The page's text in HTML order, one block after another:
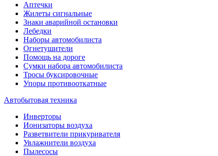
Аптечки
Жилеты сигнальные
Знаки аварийной остановки
Лебедки
Наборы автомобилиста
Огнетушители
Помощь на дороге
Сумки набора автомобилиста
Тросы буксировочные
Упоры противооткатные
Автобытовая техника
Инверторы
Ионизаторы воздуха
Разветвители прикуривателя
Увлажнители воздуха
Пылесосы